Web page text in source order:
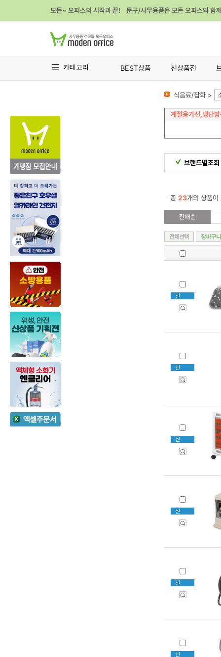
모든~ 오피스의 시작과 끝! 문구/사무용품은 모든 오피스와 함
카테고리 BEST상품 신상품전
식음료/잡화 >
계절용가전,냉난
브랜드별조회
총 23개의 상품이